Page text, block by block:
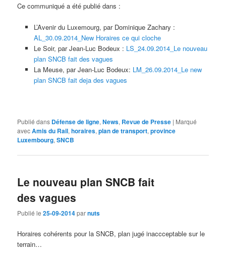
Ce communiqué a été publié dans :
L’Avenir du Luxemourg, par Dominique Zachary :
AL_30.09.2014_New Horaires ce qui cloche
Le Soir, par Jean-Luc Bodeux : LS_24.09.2014_Le nouveau
plan SNCB fait des vagues
La Meuse, par Jean-Luc Bodeux: LM_26.09.2014_Le new
plan SNCB fait deja des vagues
Publié dans Défense de ligne,News, Revue de Presse | Marqué
avecAmis du Rail,horaires,plan de transport,province
Luxembourg,SNCB
Le nouveau plan SNCB fait
des vagues
Publié le25-09-2014parnuts
Horaires cohérents pour la SNCB, plan jugé inaccceptable sur le
terrain…